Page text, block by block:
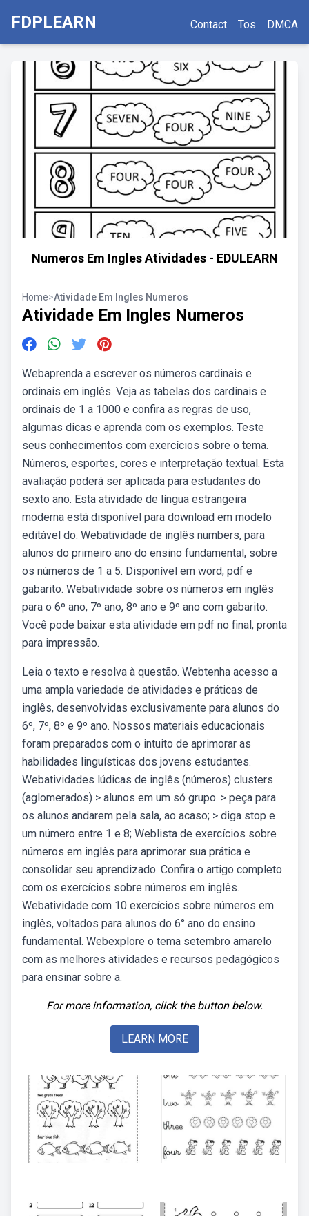
FDPLEARN Contact Tos DMCA
Numeros Em Ingles Atividades - EDULEARN
Home>Atividade Em Ingles Numeros
Atividade Em Ingles Numeros
Webaprenda a escrever os números cardinais e
ordinais em inglês. Veja as tabelas dos cardinais e
ordinais de 1 a 1000 e confira as regras de uso,
algumas dicas e aprenda com os exemplos. Teste
seus conhecimentos com exercícios sobre o tema.
Números, esportes, cores e interpretação textual. Esta
avaliação poderá ser aplicada para estudantes do
sexto ano. Esta atividade de língua estrangeira
moderna está disponível para download em modelo
editável do. Webatividade de inglês numbers, para
alunos do primeiro ano do ensino fundamental, sobre
os números de 1 a 5. Disponível em word, pdf e
gabarito. Webatividade sobre os números em inglês
para o 6º ano, 7º ano, 8º ano e 9º ano com gabarito.
Você pode baixar esta atividade em pdf no final, pronta
para impressão.
Leia o texto e resolva à questão. Webtenha acesso a
uma ampla variedade de atividades e práticas de
inglês, desenvolvidas exclusivamente para alunos do
6º, 7º, 8º e 9º ano. Nossos materiais educacionais
foram preparados com o intuito de aprimorar as
habilidades linguísticas dos jovens estudantes.
Webatividades lúdicas de inglês (números) clusters
(aglomerados) > alunos em um só grupo. > peça para
os alunos andarem pela sala, ao acaso; > diga stop e
um número entre 1 e 8; Weblista de exercícios sobre
números em inglês para aprimorar sua prática e
consolidar seu aprendizado. Confira o artigo completo
com os exercícios sobre números em inglês.
Webatividade com 10 exercícios sobre números em
inglês, voltados para alunos do 6° ano do ensino
fundamental. Webexplore o tema setembro amarelo
com as melhores atividades e recursos pedagógicos
para ensinar sobre a.
For more information, click the button below.
LEARN MORE